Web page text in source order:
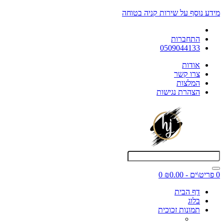
מידע נוסף על שירות קניה בטוחה
התחברות
0509044133
אודות
צרו קשר
המלצות
הצהרת נגישות
0 פריט\ים - ₪0.00
0
דף הבית
בלוג
תמונות זכוכית